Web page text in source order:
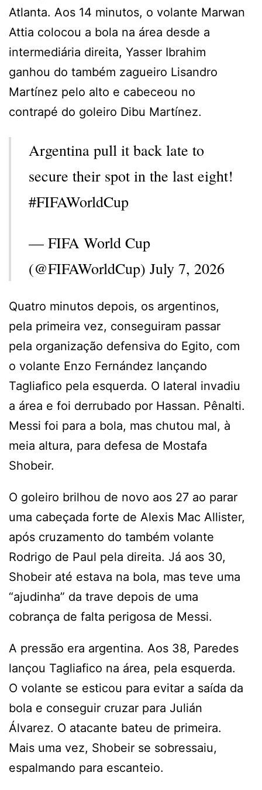
Atlanta. Aos 14 minutos, o volante Marwan
Attia colocou a bola na área desde a
intermediária direita, Yasser Ibrahim
ganhou do também zagueiro Lisandro
Martínez pelo alto e cabeceou no
contrapé do goleiro Dibu Martínez.
Argentina pull it back late to
secure their spot in the last eight!
#FIFAWorldCup
— FIFA World Cup
(@FIFAWorldCup) July 7, 2026
Quatro minutos depois, os argentinos,
pela primeira vez, conseguiram passar
pela organização defensiva do Egito, com
o volante Enzo Fernández lançando
Tagliafico pela esquerda. O lateral invadiu
a área e foi derrubado por Hassan. Pênalti.
Messi foi para a bola, mas chutou mal, à
meia altura, para defesa de Mostafa
Shobeir.
O goleiro brilhou de novo aos 27 ao parar
uma cabeçada forte de Alexis Mac Allister,
após cruzamento do também volante
Rodrigo de Paul pela direita. Já aos 30,
Shobeir até estava na bola, mas teve uma
“ajudinha” da trave depois de uma
cobrança de falta perigosa de Messi.
A pressão era argentina. Aos 38, Paredes
lançou Tagliafico na área, pela esquerda.
O volante se esticou para evitar a saída da
bola e conseguir cruzar para Julián
Álvarez. O atacante bateu de primeira.
Mais uma vez, Shobeir se sobressaiu,
espalmando para escanteio.